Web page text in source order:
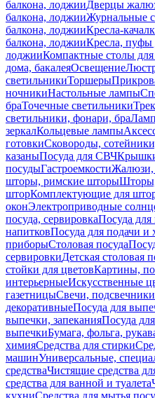
балкона, лоджииДверцы
балкона, лоджииЖурнальные
балкона, лоджииКресла-
балкона, лоджииКресла, пуфы
лоджииКомпактные столы
дома, бакалеяОсвещение
светильникиТоршеры
ночникиНастольные лампы
браТочечные светильники
светильники, фонари, бра
зеркалКольцевые лампы
готовкиСковороды,
казаныПосуда для СВЧКрышки
посудыГастроемкости
шторы, римские шторы
шторКомплектующие для
оконЭлектроприводные
посуда, сервировкаПосуда для
напитковПосуда для подачи и
приборыСтоловая посуда
сервировкиДетская столовая
стойки для цветовКартины,
интерьерныеИскусственные
газетницыСвечи, подсвечники
декоративныеПосуда для
выпечки, запеканияПосуда
выпечкиБумага, фольга,
химияСредства для стирки
машинУниверсальные,
средстваЧистящие средства
средства для ванной и туалета
кухниСредства для мытья